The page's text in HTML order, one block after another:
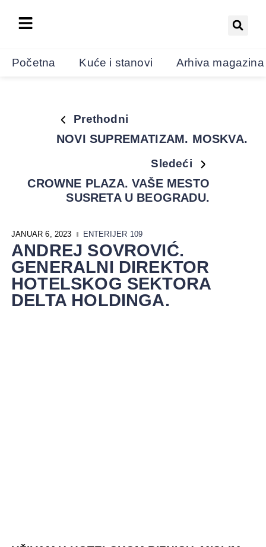
Početna Kuće i stanovi Arhiva magazina
Prethodni
NOVI SUPREMATIZAM. MOSKVA.
Sledeći
CROWNE PLAZA. VAŠE MESTO
SUSRETA U BEOGRADU.
JANUAR 6, 2023 ENTERIJER 109
ANDREJ SOVROVIĆ.
GENERALNI DIREKTOR
HOTELSKOG SEKTORA
DELTA HOLDINGA.